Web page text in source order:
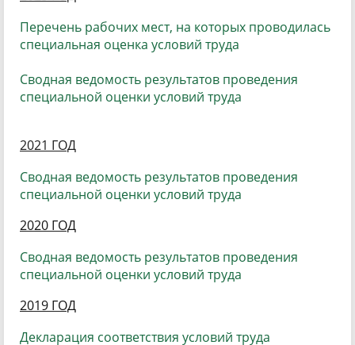
Перечень рабочих мест, на которых проводилась
специальная оценка условий труда
Сводная ведомость результатов проведения
специальной оценки условий труда
2021 ГОД
Сводная ведомость результатов проведения
специальной оценки условий труда
2020 ГОД
Сводная ведомость результатов проведения
специальной оценки условий труда
2019 ГОД
Декларация соответствия условий труда